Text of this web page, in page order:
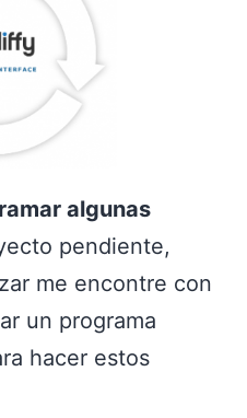
algunas
pendiente,
me encontre con
un programa
hacer estos